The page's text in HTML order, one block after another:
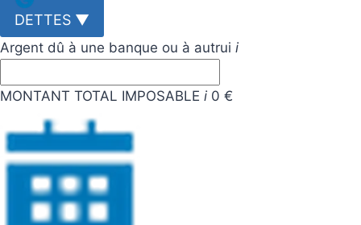
DETTES ▼
Argent dû à une banque ou à autrui i
MONTANT TOTAL IMPOSABLE i 0 €